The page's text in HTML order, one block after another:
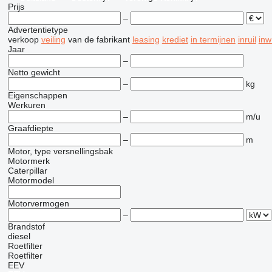
Prijs
–
Advertentietype
verkoop veiling van de fabrikant leasing krediet in termijnen inruil
Jaar
–
Netto gewicht
–
kg
Eigenschappen
Werkuren
–
m/u
Graafdiepte
–
m
Motor, type versnellingsbak
Motormerk
Caterpillar
Motormodel
Motorvermogen
–
Brandstof
diesel
Roetfilter
Roetfilter
EEV